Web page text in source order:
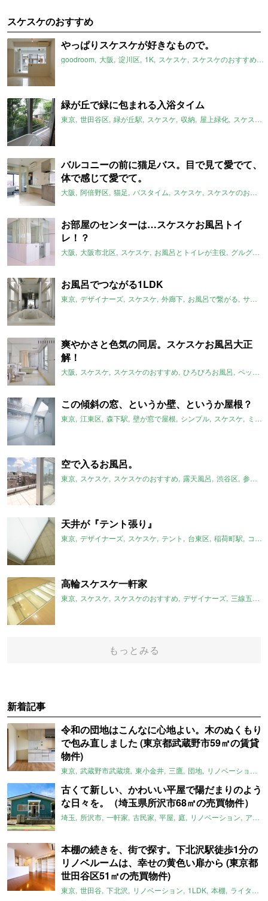
スケスケのおすすめ
やっぱりスケスケが好きなもので。
goodroom 大阪 淀川区 1K スケスケ スケスケのおすすめ
緑が丘で緑に包まれる入浴タイム
東京 世田谷区 緑が丘駅 スケスケ 収納 屋上緑化 スケスケのおすすめ
バルコニーの前に猫足バス。目で見て愛でて、
体で感じて愛でて。
大阪 阿倍野区 猫足 バスタイム スケスケ スケスケのおすすめ
お部屋のセンターは…スケスケお風呂トイ
レ！？
大阪 大阪市北区 スケスケ お風呂とトイレが主役 グルグル系
お風呂でつながる1LDK
東京 デザイナーズ スケスケ 外廊下 お風呂で繋がる サンルーム
爽やかさと色気の同居。スケスケお風呂大正
解！
大阪 スケスケ スケスケのおすすめ ひろびろお風呂 ペット可
この傾斜の窓、というか壁、というか屋根？
東京 江東区 森下駅 壁が窓で屋根 シンプル スケスケ ミニマム
空で入るお風呂。
東京 スケスケ スケスケのおすすめ 露天風呂 渋谷区 参宮橋駅
天井が『テント張り』
東京 デザイナーズ スケスケ テント 台東区 稲荷町駅 コンクリート
高輪スケスケ一軒家
東京 スケスケ スケスケのおすすめ デザイナーズ 三線五駅
もっとみる
新着記事
令和の団地はこんなに心地よい。木のぬくもり
で包み直しました (東京都武蔵野市59㎡の賃貸
物件)
東京 武蔵野市武蔵境 東小金井 三鷹 団地 リノベーション
古くて新しい、かわいい平屋で陽だまりのよう
な日々を。（埼玉県所沢市68㎡の売買物件）
埼玉 所沢市 一軒家 古民家 平屋 庭 リノベーション アメリカンハウス
本棚の続きを、街で探す。下北沢駅徒歩1分の
リノベルームは、幸せの黄色い扉から (東京都
世田谷区51㎡の売買物件)
東京 世田谷 下北沢 リノベーション 1LDK 本棚 ライター：ほしりょうこ